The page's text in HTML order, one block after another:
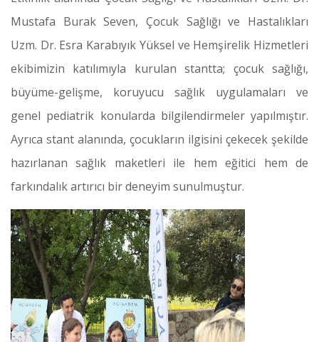
Mustafa Burak Seven, Çocuk Sağlığı ve Hastalıkları
Uzm. Dr. Esra Karabıyık Yüksel ve Hemşirelik Hizmetleri
ekibimizin katılımıyla kurulan stantta; çocuk sağlığı,
büyüme-gelişme, koruyucu sağlık uygulamaları ve
genel pediatrik konularda bilgilendirmeler yapılmıştır.
Ayrıca stant alanında, çocukların ilgisini çekecek şekilde
hazırlanan sağlık maketleri ile hem eğitici hem de
farkındalık artırıcı bir deneyim sunulmuştur.